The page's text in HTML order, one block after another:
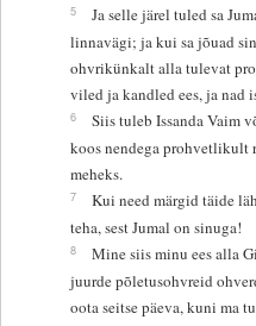
5
Ja selle järel tuled sa
linnavägi; ja kui sa jõuad
ohvrikünkalt alla tulevat
viled ja kandled ees, ja nad
6
Siis tuleb Issanda Vaim
koos nendega prohvetlikult
meheks.
7
Kui need märgid täide
teha, sest Jumal on sinuga!
8
Mine siis minu ees alla
juurde põletusohvreid
oota seitse päeva, kuni ma